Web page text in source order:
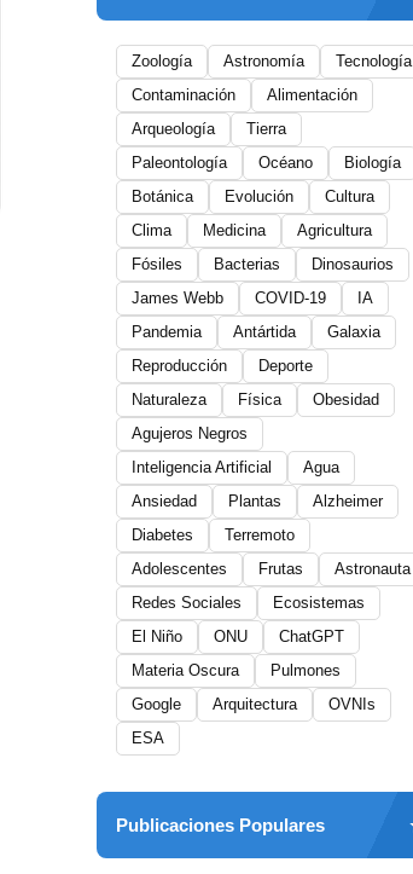
Zoología Astronomía
Tecnología
Contaminación
Alimentación
Arqueología
Tierra
Paleontología
Océano
Biología
Botánica
Evolución
Cultura
Clima
Medicina
Agricultura
Fósiles
Bacterias
Dinosaurios
James Webb
COVID-19
IA
Pandemia
Antártida
Galaxia
Reproducción
Deporte
Naturaleza
Física
Obesidad
Agujeros Negros
Inteligencia Artificial
Agua
Ansiedad
Plantas
Alzheimer
Diabetes
Terremoto
Adolescentes
Frutas
Astronauta
Redes Sociales
Ecosistemas
El Niño
ONU
ChatGPT
Materia Oscura
Pulmones
Google
Arquitectura
OVNIs
ESA
Publicaciones Populares